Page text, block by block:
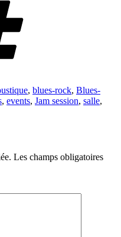
, blues-rock, Blues-
, events, Jam session, salle,
Les champs obligatoires